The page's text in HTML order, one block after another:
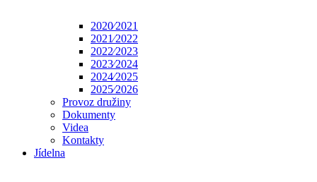
2020⁄2021
2021⁄2022
2022⁄2023
2023⁄2024
2024⁄2025
2025⁄2026
Provoz družiny
Dokumenty
Videa
Kontakty
Jídelna